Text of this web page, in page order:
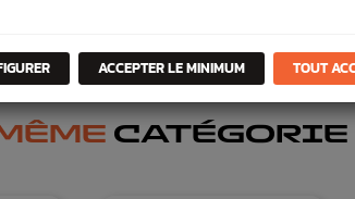
CATÉGORIE
ACCEPTER LE MINIMUM TOUT